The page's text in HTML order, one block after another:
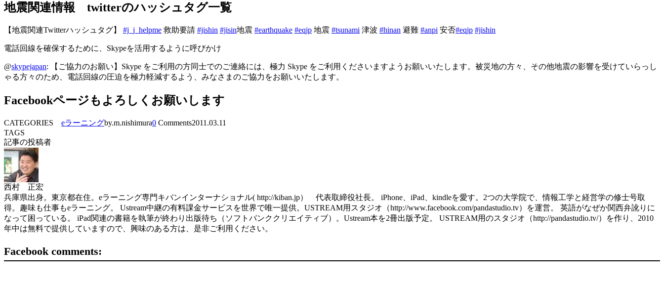
地震関連情報 twitterのハッシュタグ一覧
【地震関連Twitterハッシュタグ】 #j_j_helpme 救助要請 #jishin #jisin地震 #earthquake #eqjp 地震 #tsunami 津波 #hinan 避難 #anpi 安否#eqjp #jishin
電話回線を確保するために、Skypeを活用するように呼びかけ
@skypejapan: 【ご協力のお願い】Skype をご利用の方同士でのご連絡には、極力 Skype をご利用くださいますようお願いいたします。被災地の方々、その他地震の影響を受けていらっし
ゃる方々のため、電話回線の圧迫を極力軽減するよう、みなさまのご協力をお願いいたします。
Facebookページもよろしくお願いします
CATEGORIES eラーニングby.m.nishimura0 Comments2011.03.11
TAGS
記事の投稿者
西村 正宏
兵庫県出身。東京都在住。eラーニング専門キバンインターナショナル( http://kiban.jp） 代表取締役社長。 iPhone、iPad、kindleを愛す。2つの大学院で、情報工学と経営学の修士号取
得。趣味も仕事もeラーニング。 Ustream中継の有料課金サービスを世界で唯一提供。USTREAM用スタジオ（http://www.facebook.com/pandastudio.tv）を運営。 英語がなぜか関西弁訛りに
なって困っている。 iPad関連の書籍を執筆が終わり出版待ち（ソフトバンククリエイティブ）。Ustream本を2冊出版予定。 USTREAM用のスタジオ（http://pandastudio.tv/）を作り、2010
年中は無料で提供していますので、興味のある方は、是非ご利用ください。
Facebook comments: